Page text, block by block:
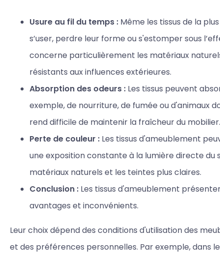
Usure au fil du temps : Même les tissus de la
s’user, perdre leur forme ou s'estomper sous
concerne particulièrement les matériaux
résistants aux influences extérieures.
Absorption des odeurs : Les tissus peuvent
exemple, de nourriture, de fumée ou d'animaux
rend difficile de maintenir la fraîcheur du mobilier.
Perte de couleur : Les tissus d'ameublement
une exposition constante à la lumière directe du
matériaux naturels et les teintes plus claires.
Conclusion : Les tissus d'ameublement
avantages et inconvénients.
Leur choix dépend des conditions d'utilisation des
et des préférences personnelles. Par exemple, dans